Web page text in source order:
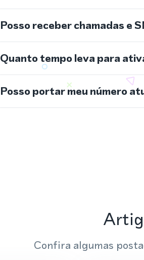
Posso receber chamadas e
Quanto tempo leva para
Posso portar meu número
Confira algumas